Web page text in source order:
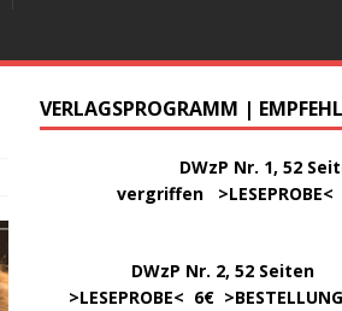
VERLAGSPROGRAMM |
DWzP Nr. 1, 52
vergriffen >LESEPROBE<
DWzP Nr. 2, 52 Seiten
>LESEPROBE< 6€ >BESTELLUNG